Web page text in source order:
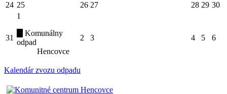
24 25 26 27 28 29 30
31
1
Komunálny
odpad
Hencovce
2 3 4 5 6
Kalendár zvozu odpadu